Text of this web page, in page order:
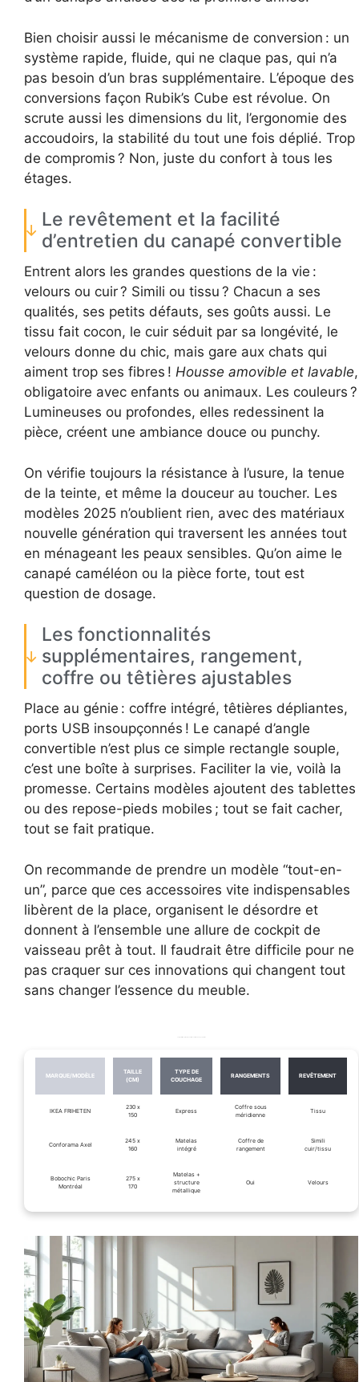
Bien choisir aussi le mécanisme de conversion : un
système rapide, fluide, qui ne claque pas, qui n’a
pas besoin d’un bras supplémentaire. L’époque des
conversions façon Rubik’s Cube est révolue. On
scrute aussi les dimensions du lit, l’ergonomie des
accoudoirs, la stabilité du tout une fois déplié. Trop
de compromis ? Non, juste du confort à tous les
étages.
Le revêtement et la facilité
d’entretien du canapé convertible
Entrent alors les grandes questions de la vie :
velours ou cuir ? Simili ou tissu ? Chacun a ses
qualités, ses petits défauts, ses goûts aussi. Le
tissu fait cocon, le cuir séduit par sa longévité, le
velours donne du chic, mais gare aux chats qui
aiment trop ses fibres ! Housse amovible et lavable,
obligatoire avec enfants ou animaux. Les couleurs ?
Lumineuses ou profondes, elles redessinent la
pièce, créent une ambiance douce ou punchy.
On vérifie toujours la résistance à l’usure, la tenue
de la teinte, et même la douceur au toucher. Les
modèles 2025 n’oublient rien, avec des matériaux
nouvelle génération qui traversent les années tout
en ménageant les peaux sensibles. Qu’on aime le
canapé caméléon ou la pièce forte, tout est
question de dosage.
Les fonctionnalités
supplémentaires, rangement,
coffre ou têtières ajustables
Place au génie : coffre intégré, têtières dépliantes,
ports USB insoupçonnés ! Le canapé d’angle
convertible n’est plus ce simple rectangle souple,
c’est une boîte à surprises. Faciliter la vie, voilà la
promesse. Certains modèles ajoutent des tablettes
ou des repose-pieds mobiles ; tout se fait cacher,
tout se fait pratique.
On recommande de prendre un modèle “tout-en-
un”, parce que ces accessoires vite indispensables
libèrent de la place, organisent le désordre et
donnent à l’ensemble une allure de cockpit de
vaisseau prêt à tout. Il faudrait être difficile pour ne
pas craquer sur ces innovations qui changent tout
sans changer l’essence du meuble.
MARQUE/MODÈLE
TAILLE
(CM)
TYPE DE
COUCHAGE
RANGEMENTS REVÊTEMENT
IKEA FRIHETEN
230 x
150
Express
Coffre sous
méridienne
Tissu
Conforama Axel
245 x
160
Matelas
intégré
Coffre de
rangement
Simili
cuir/tissu
Bobochic Paris
Montréal
275 x
170
Matelas +
structure
métallique
Oui Velours